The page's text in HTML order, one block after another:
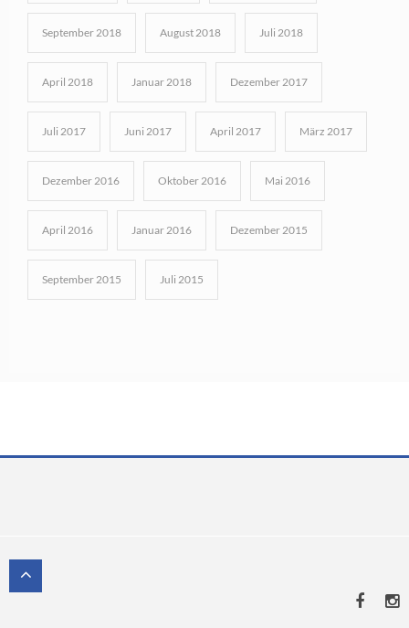
September 2018 August 2018 Juli 2018
April 2018 Januar 2018 Dezember 2017
Juli 2017 Juni 2017 April 2017 März 2017
Dezember 2016 Oktober 2016 Mai 2016
April 2016 Januar 2016 Dezember 2015
September 2015 Juli 2015